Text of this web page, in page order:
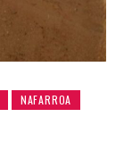
NAFARROA